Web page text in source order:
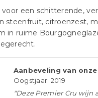
een schitterende,
steenfruit, citroenzest,
in ruime
Aanbeveling van
Oogstjaar: 2019
"Deze Premier Cru wijn